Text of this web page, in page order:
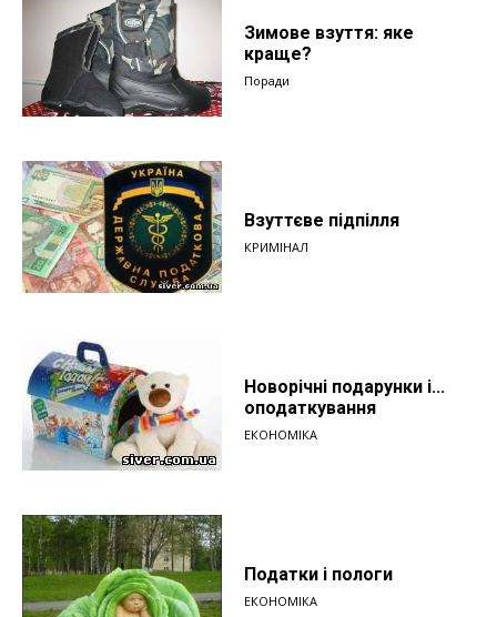
Зимове взуття: яке
краще?
Поради
Взуттєве підпілля
КРИМІНАЛ
Новорічні подарунки і...
оподаткування
ЕКОНОМІКА
Податки і пологи
ЕКОНОМІКА